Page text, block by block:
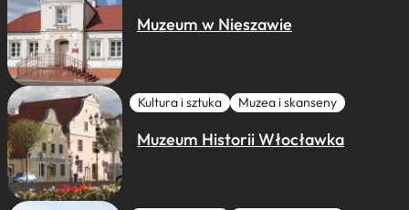
Muzeum w Nieszawie
Kultura i sztuka Muzea i skanseny
Muzeum Historii Włocławka